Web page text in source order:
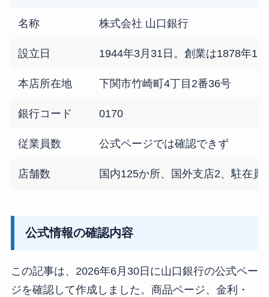
名称 株式会社 山口銀行
設立日 1944年3月31日。創業は1878年11
本店所在地 下関市竹崎町4丁目2番36号
銀行コード 0170
従業員数 公式ページでは確認できず
店舗数 国内125か所、国外支店2、駐在員
公式情報の確認内容
この記事は、2026年6月30日に山口銀行の公式ペー
ジを確認して作成しました。商品ページ、金利・